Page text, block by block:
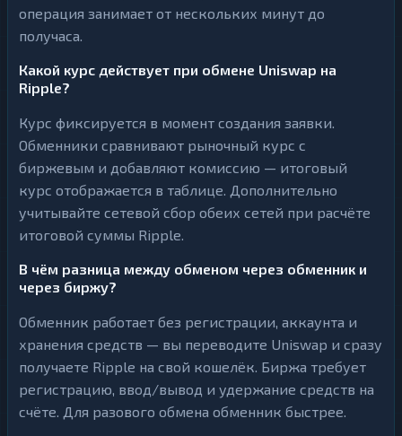
операция занимает от нескольких минут до
получаса.
Какой курс действует при обмене Uniswap на
Ripple?
Курс фиксируется в момент создания заявки.
Обменники сравнивают рыночный курс с
биржевым и добавляют комиссию — итоговый
курс отображается в таблице. Дополнительно
учитывайте сетевой сбор обеих сетей при расчёте
итоговой суммы Ripple.
В чём разница между обменом через обменник и
через биржу?
Обменник работает без регистрации, аккаунта и
хранения средств — вы переводите Uniswap и сразу
получаете Ripple на свой кошелёк. Биржа требует
регистрацию, ввод/вывод и удержание средств на
счёте. Для разового обмена обменник быстрее.